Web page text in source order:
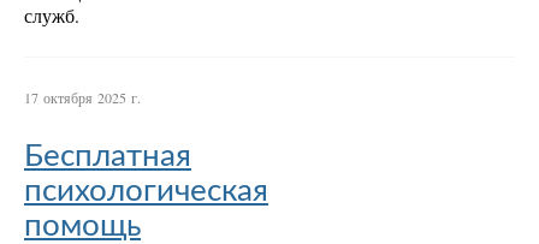
служб.
17 октября 2025 г.
Бесплатная
психологическая
помощь